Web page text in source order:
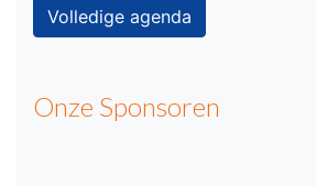
Volledige agenda
Onze Sponsoren